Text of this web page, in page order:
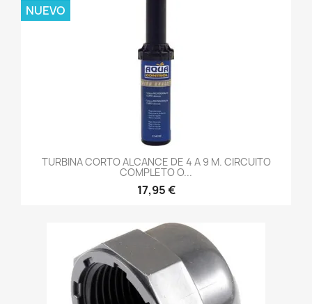
TURBINA CORTO ALCANCE DE 4 A 9 M. CIRCUITO
COMPLETO O...
17,95 €
NUEVO